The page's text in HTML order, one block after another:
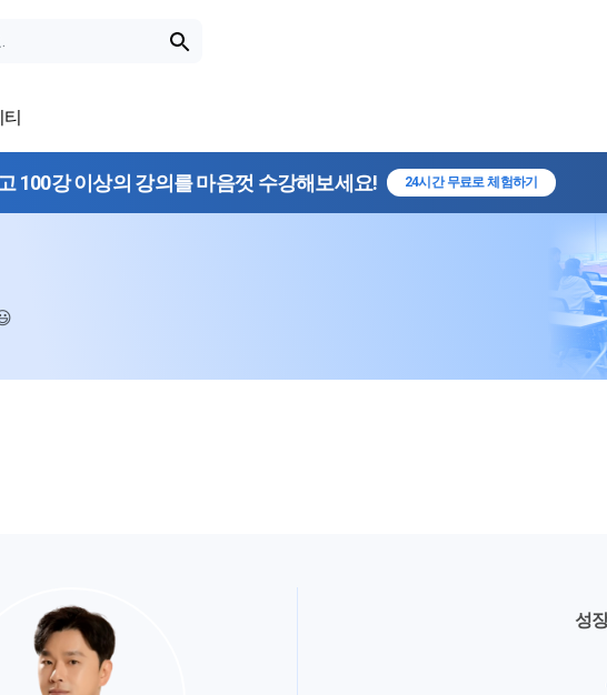
100강 이상의 강의를 마음껏 수강해보세요! 24시간 무료로 체험하기
성